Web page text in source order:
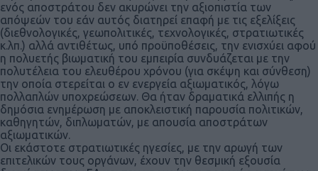
ενός αποστράτου δεν ακυρώνει την αξιοπιστία των
απόψεών του εάν αυτός διατηρεί επαφή με τις εξελίξεις
(διεθνολογικές, γεωπολιτικές, τεχνολογικές, στρατιωτικές
κ.λπ.) αλλά αντιθέτως, υπό προϋποθέσεις, την ενισχύει αφού
η πολυετής βιωματική του εμπειρία συνδυάζεται με την
πολυτέλεια του ελευθέρου χρόνου (για σκέψη και σύνθεση)
την οποία στερείται ο εν ενεργεία αξιωματικός, λόγω
πολλαπλών υποχρεώσεων. Θα ήταν δραματικά ελλιπής η
δημόσια ενημέρωση με αποκλειστική παρουσία πολιτικών,
καθηγητών, διπλωματών, με απουσία αποστράτων
αξιωματικών.
Οι εκάστοτε στρατιωτικές ηγεσίες, με την αρωγή των
επιτελικών τους οργάνων, έχουν την θεσμική εξουσία